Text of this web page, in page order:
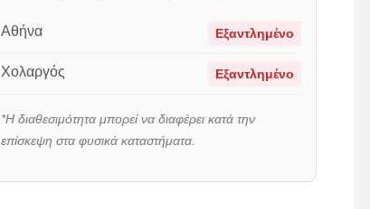
Αθήνα Εξαντλημένο
Χολαργός Εξαντλημένο
*Η διαθεσιμότητα μπορεί να διαφέρει κατά την
επίσκεψη στα φυσικά καταστήματα.